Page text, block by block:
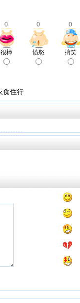
0 0 0
很棒 愤怒 搞笑
食住行